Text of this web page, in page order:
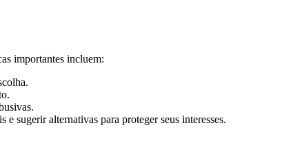
importantes incluem:
sugerir alternativas para proteger seus interesses.